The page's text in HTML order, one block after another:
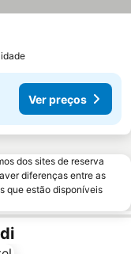
Ver preços
dos sites de reserva
diferenças entre as
que estão disponíveis